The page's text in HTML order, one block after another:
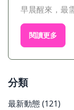
早晨醒來，最
閱讀更多
分類
最新動態(121)